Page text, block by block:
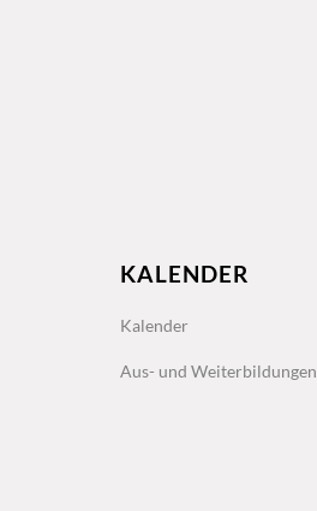
KALENDER
Kalender
Aus- und Weiterbildungen